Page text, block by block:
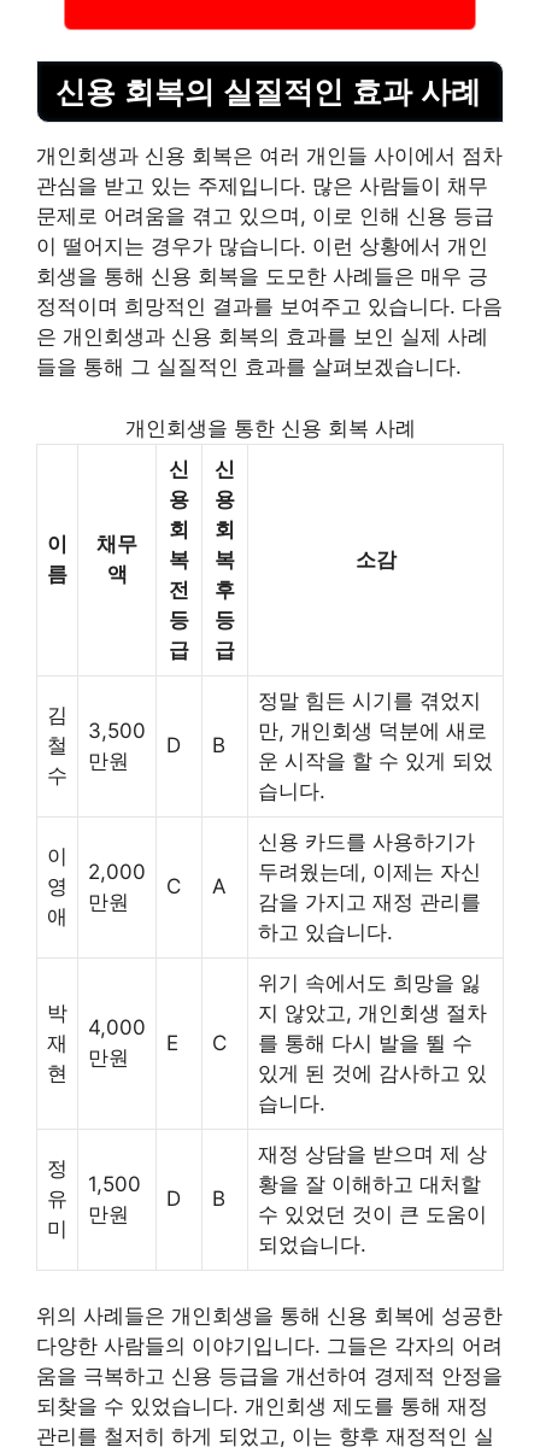
신용 회복의 실질적인 효과 사례
개인회생과 신용 회복은 여러 개인들 사이에서 점차
관심을 받고 있는 주제입니다. 많은 사람들이 채무
문제로 어려움을 겪고 있으며, 이로 인해 신용 등급
이 떨어지는 경우가 많습니다. 이런 상황에서 개인
회생을 통해 신용 회복을 도모한 사례들은 매우 긍
정적이며 희망적인 결과를 보여주고 있습니다. 다음
은 개인회생과 신용 회복의 효과를 보인 실제 사례
들을 통해 그 실질적인 효과를 살펴보겠습니다.
개인회생을 통한 신용 회복 사례
이
름
채무
액
신
용
회
복
전
등
급
신
용
회
복
후
등
급
소감
김
철
수
3,500
만원
D B
정말 힘든 시기를 겪었지
만, 개인회생 덕분에 새로
운 시작을 할 수 있게 되었
습니다.
이
영
애
2,000
만원
C A
신용 카드를 사용하기가
두려웠는데, 이제는 자신
감을 가지고 재정 관리를
하고 있습니다.
박
재
현
4,000
만원
E C
위기 속에서도 희망을 잃
지 않았고, 개인회생 절차
를 통해 다시 발을 뛸 수
있게 된 것에 감사하고 있
습니다.
정
유
미
1,500
만원
D B
재정 상담을 받으며 제 상
황을 잘 이해하고 대처할
수 있었던 것이 큰 도움이
되었습니다.
위의 사례들은 개인회생을 통해 신용 회복에 성공한
다양한 사람들의 이야기입니다. 그들은 각자의 어려
움을 극복하고 신용 등급을 개선하여 경제적 안정을
되찾을 수 있었습니다. 개인회생 제도를 통해 재정
관리를 철저히 하게 되었고, 이는 향후 재정적인 실